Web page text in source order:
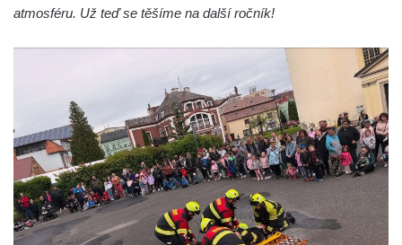
atmosféru. Už teď se těšíme na další ročník!